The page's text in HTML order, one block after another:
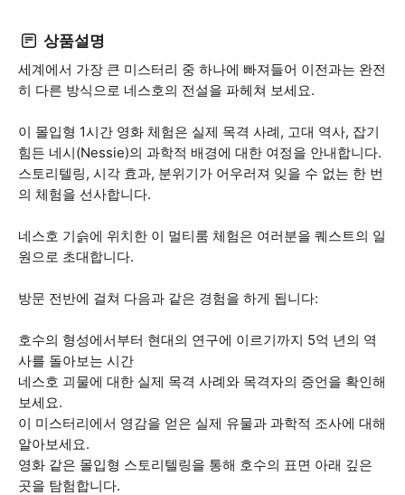
상품설명
세계에서 가장 큰 미스터리 중 하나에 빠져들어 이전과는 완전
히 다른 방식으로 네스호의 전설을 파헤쳐 보세요.
이 몰입형 1시간 영화 체험은 실제 목격 사례, 고대 역사, 잡기
힘든 네시(Nessie)의 과학적 배경에 대한 여정을 안내합니다.
스토리텔링, 시각 효과, 분위기가 어우러져 잊을 수 없는 한 번
의 체험을 선사합니다.
네스호 기슭에 위치한 이 멀티룸 체험은 여러분을 퀘스트의 일
원으로 초대합니다.
방문 전반에 걸쳐 다음과 같은 경험을 하게 됩니다:
호수의 형성에서부터 현대의 연구에 이르기까지 5억 년의 역
사를 돌아보는 시간
네스호 괴물에 대한 실제 목격 사례와 목격자의 증언을 확인해
보세요.
이 미스터리에서 영감을 얻은 실제 유물과 과학적 조사에 대해
알아보세요.
영화 같은 몰입형 스토리텔링을 통해 호수의 표면 아래 깊은
곳을 탐험합니다.